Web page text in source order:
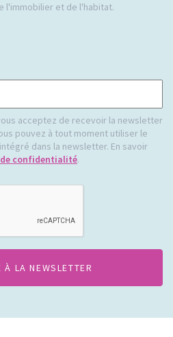
l'immobilier et de l'habitat.
acceptez de recevoir la newsletter
pouvez à tout moment utiliser le
dans la newsletter. En savoir
confidentialité.